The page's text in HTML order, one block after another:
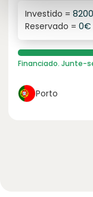
6.1%
juro anual
Investido =
Reservado = 0€
Financiado. Junte-
Porto